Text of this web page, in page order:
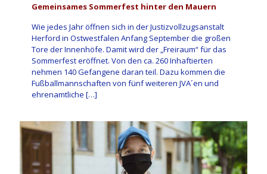
Gemeinsames Sommerfest hinter den Mauern
Wie jedes Jahr öffnen sich in der Justizvollzugsanstalt
Herford in Ostwestfalen Anfang September die großen
Tore der Innenhöfe. Damit wird der „Freiraum“ für das
Sommerfest eröffnet. Von den ca. 260 Inhaftierten
nehmen 140 Gefangene daran teil. Dazu kommen die
Fußballmannschaften von fünf weiteren JVA´en und
ehrenamtliche […]